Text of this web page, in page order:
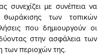
συνεχίζει με συνέπεια να
των τοπικών
που δημιουργούν οι
στην ασφάλεια των
των περιοχών της.